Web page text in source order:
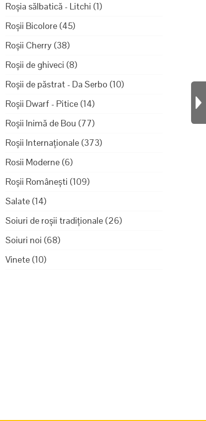
Roșia sălbatică - Litchi (1)
Roșii Bicolore (45)
Roșii Cherry (38)
Roșii de ghiveci (8)
Roșii de păstrat - Da Serbo (10)
Roșii Dwarf - Pitice (14)
Roșii Inimă de Bou (77)
Roșii Internaționale (373)
Rosii Moderne (6)
Roșii Românești (109)
Salate (14)
Soiuri de roșii tradiționale (26)
Soiuri noi (68)
Vinete (10)